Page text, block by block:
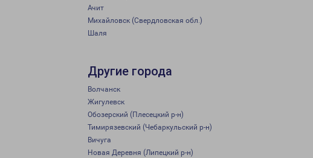
Ачит
Михайловск (Свердловская обл.)
Шаля
Другие города
Волчанск
Жигулевск
Обозерский (Плесецкий р-н)
Тимирязевский (Чебаркульский р-н)
Вичуга
Новая Деревня (Липецкий р-н)